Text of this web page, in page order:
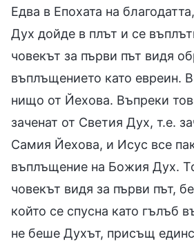
Едва в Епохата на
Дух дойде в плът и се
човекът за първи път видя
въплъщението като евреин.
нищо от Йехова. Въпреки
заченат от Светия Дух, т.е.
Самия Йехова, и Исус все
въплъщение на Божия Дух.
човекът видя за първи път,
който се спусна като гълъб
не беше Духът, присъщ